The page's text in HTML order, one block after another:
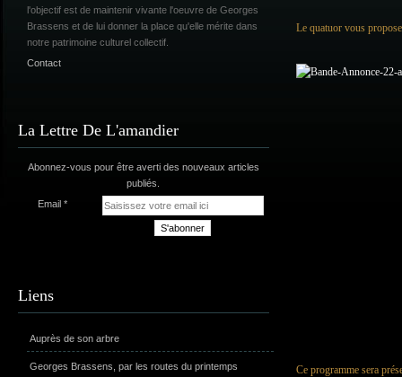
l'objectif est de maintenir vivante l'oeuvre de Georges
Brassens et de lui donner la place qu'elle mérite dans
notre patrimoine culturel collectif.
Contact
La Lettre De L'amandier
Abonnez-vous pour être averti des nouveaux articles
publiés.
Email
Liens
Auprès de son arbre
Georges Brassens, par les routes du printemps
Le quatuor vous
Ce programme sera